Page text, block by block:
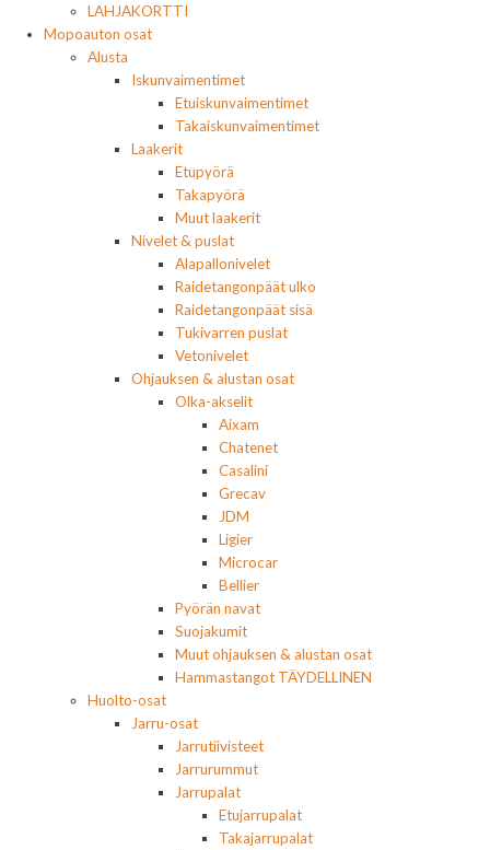
LAHJAKORTTI
Mopoauton osat
Alusta
Iskunvaimentimet
Etuiskunvaimentimet
Takaiskunvaimentimet
Laakerit
Etupyörä
Takapyörä
Muut laakerit
Nivelet & puslat
Alapallonivelet
Raidetangonpäät ulko
Raidetangonpäät sisä
Tukivarren puslat
Vetonivelet
Ohjauksen & alustan osat
Olka-akselit
Aixam
Chatenet
Casalini
Grecav
JDM
Ligier
Microcar
Bellier
Pyörän navat
Suojakumit
Muut ohjauksen & alustan osat
Hammastangot TÄYDELLINEN
Huolto-osat
Jarru-osat
Jarrutiivisteet
Jarrurummut
Jarrupalat
Etujarrupalat
Takajarrupalat